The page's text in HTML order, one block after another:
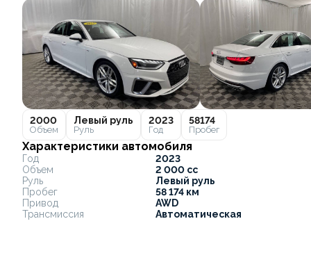
2000
Объем
Левый руль
Руль
2023
Год
58174
Пробег
Характеристики автомобиля
Год
2023
Объем
2 000 cc
Руль
Левый руль
Пробег
58 174 км
Привод
AWD
Трансмиссия
Автоматическая